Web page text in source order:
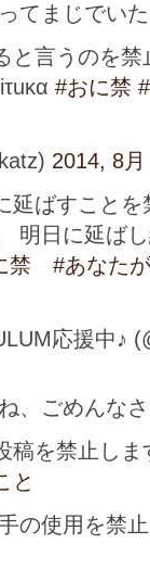
てまじでい
と言うの
#おに禁
2014, 8
延ばすこと
明日に延ば
禁
#あなた
応援中♪
、ごめんな
稿を禁止し
と
使用を禁